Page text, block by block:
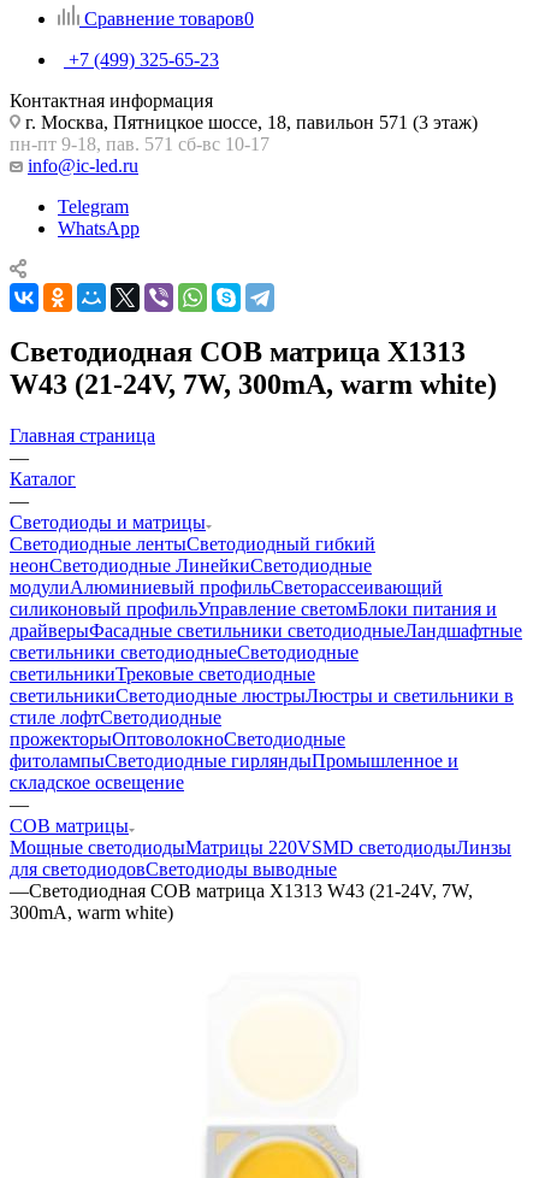
Сравнение товаров0
+7 (499) 325-65-23
Контактная информация
г. Москва, Пятницкое шоссе, 18, павильон 571 (3 этаж)
пн-пт 9-18, пав. 571 сб-вс 10-17
info@ic-led.ru
Telegram
WhatsApp
Светодиодная COB матрица X1313
W43 (21-24V, 7W, 300mA, warm white)
Главная страница
—
Каталог
—
Светодиоды и матрицы
Светодиодные лентыСветодиодный гибкий
неонСветодиодные ЛинейкиСветодиодные
модулиАлюминиевый профильСветорассеивающий
силиконовый профильУправление светомБлоки питания и
драйверыФасадные светильники светодиодныеЛандшафтные
светильники светодиодныеСветодиодные
светильникиТрековые светодиодные
светильникиСветодиодные люстрыЛюстры и светильники в
стиле лофтСветодиодные
прожекторыОптоволокноСветодиодные
фитолампыСветодиодные гирляндыПромышленное и
складское освещение
—
COB матрицы
Мощные светодиодыМатрицы 220VSMD светодиодыЛинзы
для светодиодовСветодиоды выводные
—Светодиодная COB матрица X1313 W43 (21-24V, 7W,
300mA, warm white)